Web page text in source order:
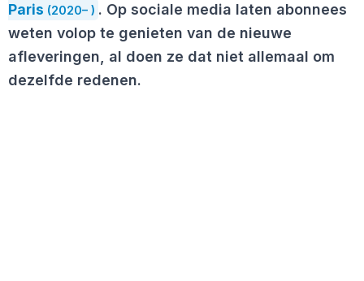
Paris (2020– ) . Op sociale media laten abonnees
weten volop te genieten van de nieuwe
afleveringen, al doen ze dat niet allemaal om
dezelfde redenen.